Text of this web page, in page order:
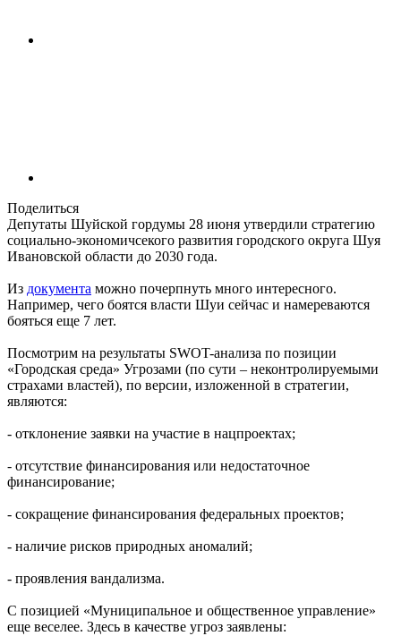
Поделиться
Депутаты Шуйской гордумы 28 июня утвердили стратегию
социально-экономичсекого развития городского округа Шуя
Ивановской области до 2030 года.
Из документа можно почерпнуть много интересного.
Например, чего боятся власти Шуи сейчас и намереваются
бояться еще 7 лет.
Посмотрим на результаты SWOT-анализа по позиции
«Городская среда» Угрозами (по сути – неконтролируемыми
страхами властей), по версии, изложенной в стратегии,
являются:
- отклонение заявки на участие в нацпроектах;
- отсутствие финансирования или недостаточное
финансирование;
- сокращение финансирования федеральных проектов;
- наличие рисков природных аномалий;
- проявления вандализма.
С позицией «Муниципальное и общественное управление»
еще веселее. Здесь в качестве угроз заявлены: